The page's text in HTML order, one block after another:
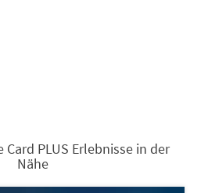
Card PLUS Erlebnisse in der
Nähe